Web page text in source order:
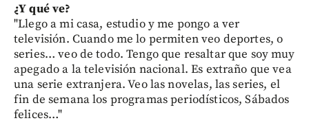
¿Y qué ve?
"Llego a mi casa, estudio y me pongo a ver
televisión. Cuando me lo permiten veo deportes, o
series… veo de todo. Tengo que resaltar que soy muy
apegado a la televisión nacional. Es extraño que vea
una serie extranjera. Veo las novelas, las series, el
fin de semana los programas periodísticos, Sábados
felices…"